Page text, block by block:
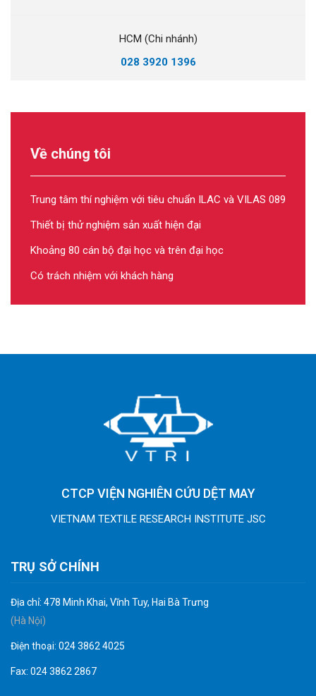
HCM (Chi nhánh)
028 3920 1396
Về chúng tôi
Trung tâm thí nghiệm với tiêu chuẩn ILAC và VILAS 089
Thiết bị thử nghiệm sản xuất hiện đại
Khoảng 80 cán bộ đại học và trên đại học
Có trách nhiệm với khách hàng
CTCP VIỆN NGHIÊN CỨU DỆT MAY
VIETNAM TEXTILE RESEARCH INSTITUTE JSC
TRỤ SỞ CHÍNH
Địa chỉ: 478 Minh Khai, Vĩnh Tuy, Hai Bà Trưng
(Hà Nội)
Điện thoại: 024 3862 4025
Fax: 024 3862 2867